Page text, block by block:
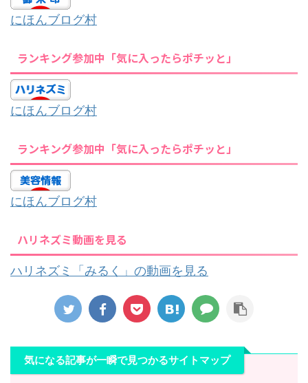
にほんブログ村
ランキング参加中「気に入ったらポチッと」
にほんブログ村
ランキング参加中「気に入ったらポチッと」
にほんブログ村
ハリネズミ動画を見る
ハリネズミ「みるく」の動画を見る
気になる記事が一瞬で見つかるサイトマップ